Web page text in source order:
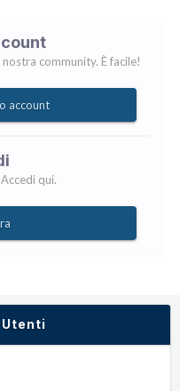
community. È facile!
account
qui.